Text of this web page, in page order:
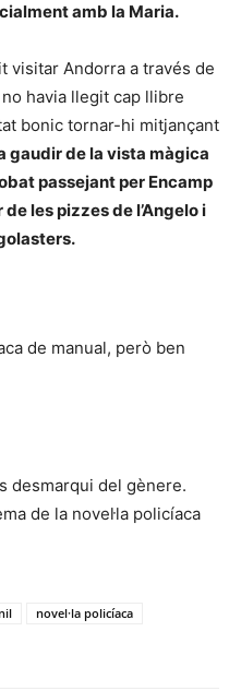
amb la Maria.
visitar Andorra a través de
havia llegit cap llibre
bonic tornar-hi mitjançant
gaudir de la vista màgica
passejant per Encamp
les pizzes de l’Angelo i
de manual, però ben
desmarqui del gènere.
de la novel·la policíaca
novel·la policíaca